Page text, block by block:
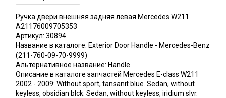
Ручка двери внешняя задняя левая Mercedes W211
A21176009705353
Артикул: 30894
Название в каталоге: Exterior Door Handle - Mercedes-Benz
(211-760-09-70-9999)
Альтернативное название: Handle
Описание в каталоге запчастей Mercedes E-class W211
2002 - 2009: Without sport, tansanit blue. Sedan, without
keyless, obsidian blck. Sedan, without keyless, iridium slvr.